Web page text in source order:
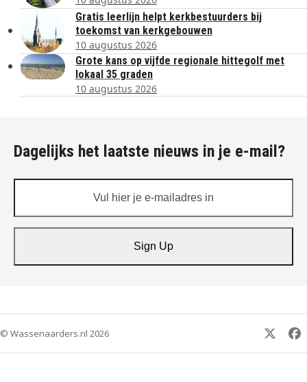
Gratis leerlijn helpt kerkbestuurders bij
toekomst van kerkgebouwen
10 augustus 2026
Grote kans op vijfde regionale hittegolf met
lokaal 35 graden
10 augustus 2026
Dagelijks het laatste nieuws in je e-mail?
je
in
Sign Up
© Wassenaarders.nl 2026